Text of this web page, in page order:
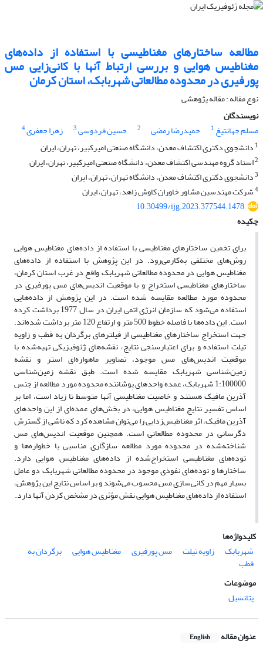
مطالعه ساختارهای مغناطیسی با استفاده از داده‌های
مغناطیس هوایی و بررسی ارتباط آنها با کانی‌زایی مس
پورفیری در محدوده مطالعاتی شهربابک، استان کرمان
نوع مقاله : مقاله پژوهشی‌
نویسندگان
مسلم جهانتیغ 1 حمیدرضا رمضی 2 حسین فردوسی3 زهرا جعفری4
1 دانشجوی دکتری اکتشاف معدن، دانشگاه صنعتی امیرکبیر، تهران، ایران
2استاد گروه مهندسی اکتشاف معدن، دانشگاه صنعتی امیرکبیر، تهران، ایران
3دانشجوی دکتری اکتشاف معدن، دانشگاه تهران، تهران، ایران
4شرکت مهندسین مشاور خاوران کاوش زاهد، تهران، ایران
10.30499/ijg.2023.377544.1478
چکیده
برای تخمین ساختارهای مغناطیسی با استفاده از داده‌های مغناطیس هوایی
روش‌های مختلفی به‌کار‌می‌رود. در این پژوهش با استفاده از داده‌های
مغناطیس هوایی در محدوده مطالعاتی شهربابک واقع در غرب استان کرمان،
ساختارهای مغناطیسی استخراج و با موقعیت اندیس‌های مس پورفیری در
محدوده مورد مطالعه مقایسه شده است. در این پژوهش از داده‌هایی
استفاده می‌شود که سازمان انرژی اتمی ایران در سال 1977 برداشت کرده
است. این داده‌ها با فاصله خطوط 500 متر و ارتفاع 120 متر برداشت شده‌اند.
جهت استخراج ساختارهای مغناطیسی از فیلترهای برگردان به قطب و زاویه
تیلت استفاده و برای اعتبارسنجی نتایج، نقشه‌های ژئوفیزیکی تهیه‌شده با
موقعیت اندیس‌های مس موجود، تصاویر ماهواره‌ای استر و نقشه
زمین‌شناسی شهربابک مقایسه شده است. طبق نقشه زمین‌شناسی
1:100000 شهربابک، عمده واحدهای پوشاننده محدوده مورد مطالعه از جنس
آذرین مافیک هستند و خاصیت مغناطیسی آنها متوسط تا زیاد است، اما بر
اساس تفسیر نتایج مغناطیس هوایی، در بخش‌های عمده‌ای از این واحدهای
آذرین مافیک، اثر مغناطیس‌زدایی را می‌توان مشاهده کرد که ناشی از گسترش
دگرسانی در محدوده مطالعاتی است. همچنین موقعیت اندیس‌های مس
شناخته‌شده در محدوده مورد مطالعه سازگاری مناسبی با خط‌واره‌ها و
توده‌های مغناطیسی استخراج‌شده از داده‌های مغناطیس هوایی دارد.
ساختارها و توده‌های نفوذی موجود در محدوده مطالعاتی شهربابک دو عامل
بسیار مهم در کانی‌سازی مس محسوب می‌شوند و بر اساس نتایج این پژوهش،
استفاده از داده‌های مغناطیس هوایی نقش مؤثری در مشخص کردن آنها دارد.
کلیدواژه‌ها
شهربابک
زاویه تیلت مس پورفیری مغناطیس هوایی برگردان به
قطب
موضوعات
پتانسیل
عنوان مقاله English